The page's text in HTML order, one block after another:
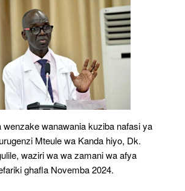
wenzake wanawania kuziba nafasi ya
Mteule wa Kanda hiyo, Dk.
waziri wa wa zamani wa afya
ghafla Novemba 2024.